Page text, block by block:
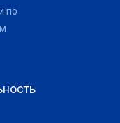
по